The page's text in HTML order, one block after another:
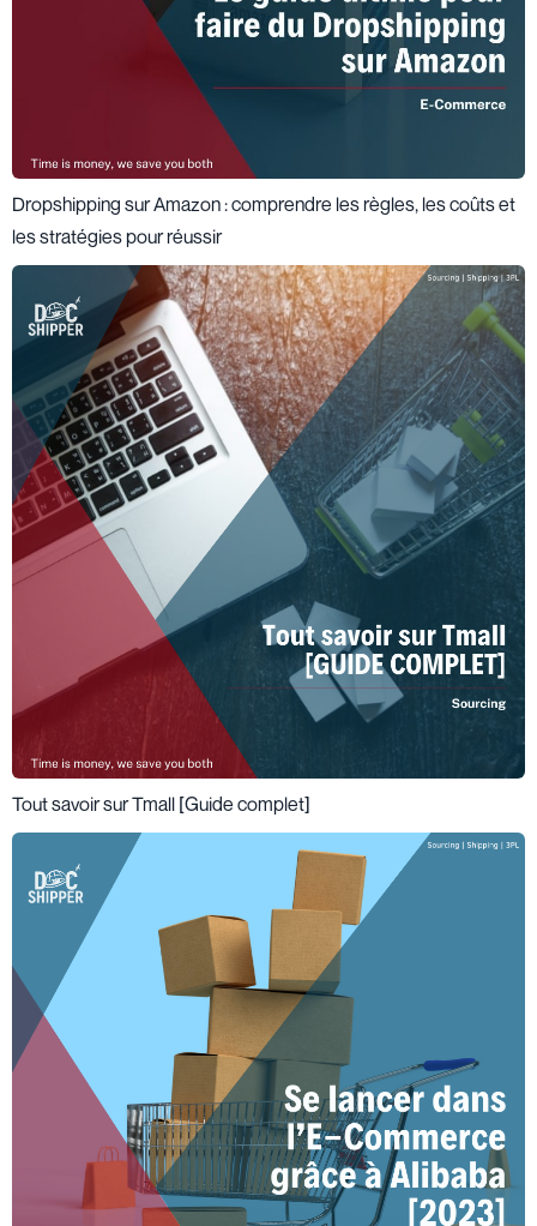
Dropshipping sur Amazon : comprendre les règles, les coûts et
les stratégies pour réussir
Tout savoir sur Tmall [Guide complet]